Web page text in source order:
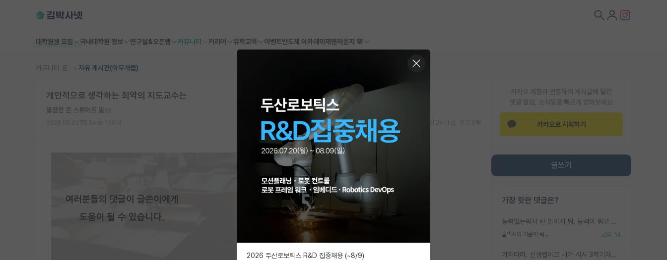
대학원생 모집 국내대학원 정보 연구실&오픈랩 커뮤니티 커리어 유학교육 이벤트반도체 아카데미 재팬라운지 🌸
커뮤니티 홈 자유 게시판(아무개랩)
카카오 계정과 연동하여 게시글에 달린
댓글 알람, 소식등을 빠르게 받아보세요
카카오로 시작하기
글쓰기
가장 핫한 댓글은?
능력없는박사 란 말이지 뭐. 능력이 뭐고 능력이 있다는게 뭔지는 사람마다 기준이 다르니까 얘기해봐야 서로 자기 기준만 얘기해서 논쟁이 끝이 안나고. 주위에서 능력있고 야심있는 신입생이 교수가 유의미한 피드백을 아예 안주면서 제대로된 과제에 참여해볼 기회도 제공하지 않고 잡일 뺑뺑이만 돌려서 맨날 단순작업만 하면서 밤새다가 눈빛이 점점 죽어가는걸 본 사람은 물박사는 교수탓이라고 하고, 교수는 이것저것 알려도 주고 기회도 주고 사수 동기 붙여주면서 어떻게든 끌고가려고 하는데 본인이 매일 뺀질거리면서 출근 하는둥마는둥 하다가 기껏 와서도 폰이나 쳐다보다가 실험 망치고 저녁약속있어서 먼저 가볼게요~ 하는걸 본 사람은 물박사는 본인탓이라고 함.
물박사의 기준이 뭐임? 14
가지마라. 신생랩이고 내가 석사 3학기차인데 최고참인데 나도 아무것도 모르는데 교수가 후배들 왜 논문 교육 안시키냐. 논문 왜 안 써오냐 닦달한다
개인적으로 생각하는 최악의 지도교수는
깔끔한 존 스튜어트 밀
2026 두산로보틱스 R&D 집중채용 (~8/9)